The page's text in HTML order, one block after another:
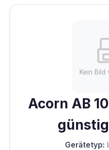
Kein Bild
Acorn AB
Gerätetyp: